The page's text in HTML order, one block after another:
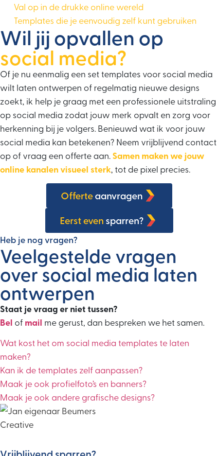
Val op in de drukke online wereld
Templates die je eenvoudig zelf kunt gebruiken
Wil jij opvallen op
social media?
Of je nu eenmalig een set templates voor social media
wilt laten ontwerpen of regelmatig nieuwe designs
zoekt, ik help je graag met een professionele uitstraling
op social media zodat jouw merk opvalt en zorg voor
herkenning bij je volgers. Benieuwd wat ik voor jouw
social media kan betekenen? Neem vrijblijvend contact
op of vraag een offerte aan. Samen maken we jouw
online kanalen visueel sterk, tot de pixel precies.
Offerteaanvragen
Eerst evensparren?
Heb je nog vragen?
Veelgestelde vragen
over social media laten
ontwerpen
Staat je vraag er niet tussen?
Bel of mail me gerust, dan bespreken we het samen.
Wat kost het om social media templates te laten
maken?
Kan ik de templates zelf aanpassen?
Maak je ook profielfoto’s en banners?
Maak je ook andere grafische designs?